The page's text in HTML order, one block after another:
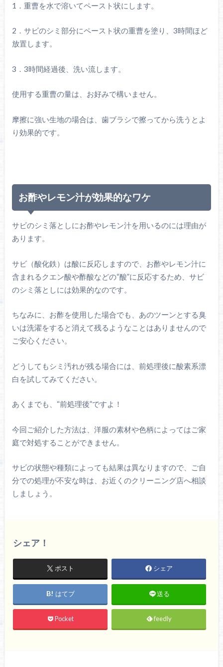
1．重曹を水で溶いてペースト状にします。
2．サビのシミ部分にペースト状の重曹を塗り、3時間ほど
放置します。
3．3時間経過後、洗い流します。
使用する重曹の量は、お好みで構いません。
摩擦に強い生地の場合は、歯ブラシで擦ってから洗うとよ
り効果的です。
お酢やレモン汁が効果的なワケ
サビのシミ落としにお酢やレモン汁を用いるのには理由が
あります。
サビ（酸化鉄）は酸に反応しますので、お酢やレモン汁に
含まれるクエン酸や酢酸などの“酸”に反応するため、サビ
のシミ落としには効果的なのです。
ちなみに、お酢を使用した場合でも、あのツーンとする臭
いは洗濯をすると消えて残るようなことはありませんので
ご安心ください。
どうしてもシミ汚れが残る場合には、前処理後に酸素系漂
白を試してみてください。
あくまでも、“前処理後”ですよ！
今回ご紹介した方法は、洋服の素材や色柄によってはご家
庭で対処することができません。
サビの状態や種類によっても結果は異なりますので、ご自
分での処理が不安な時は、お近くのクリーニング店へ相談
しましょう。
シェア！
ポスト シェア
はてブ 送る
Pocket feedly